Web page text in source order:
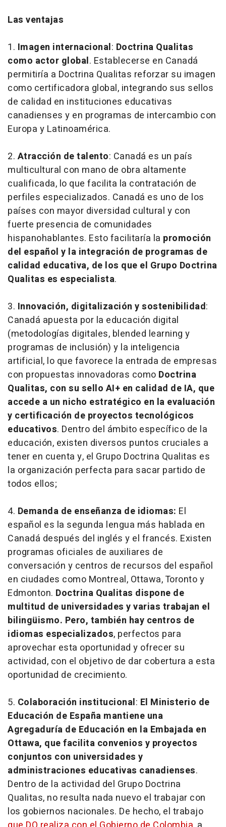
Las ventajas
1. Imagen internacional: Doctrina Qualitas
como actor global. Establecerse en Canadá
permitiría a Doctrina Qualitas reforzar su imagen
como certificadora global, integrando sus sellos
de calidad en instituciones educativas
canadienses y en programas de intercambio con
Europa y Latinoamérica.
2. Atracción de talento: Canadá es un país
multicultural con mano de obra altamente
cualificada, lo que facilita la contratación de
perfiles especializados. Canadá es uno de los
países con mayor diversidad cultural y con
fuerte presencia de comunidades
hispanohablantes. Esto facilitaría la promoción
del español y la integración de programas de
calidad educativa, de los que el Grupo Doctrina
Qualitas es especialista.
3. Innovación, digitalización y sostenibilidad:
Canadá apuesta por la educación digital
(metodologías digitales, blended learning y
programas de inclusión) y la inteligencia
artificial, lo que favorece la entrada de empresas
con propuestas innovadoras como Doctrina
Qualitas, con su sello AI+ en calidad de IA, que
accede a un nicho estratégico en la evaluación
y certificación de proyectos tecnológicos
educativos. Dentro del ámbito específico de la
educación, existen diversos puntos cruciales a
tener en cuenta y, el Grupo Doctrina Qualitas es
la organización perfecta para sacar partido de
todos ellos;
4. Demanda de enseñanza de idiomas: El
español es la segunda lengua más hablada en
Canadá después del inglés y el francés. Existen
programas oficiales de auxiliares de
conversación y centros de recursos del español
en ciudades como Montreal, Ottawa, Toronto y
Edmonton. Doctrina Qualitas dispone de
multitud de universidades y varias trabajan el
bilingüismo. Pero, también hay centros de
idiomas especializados, perfectos para
aprovechar esta oportunidad y ofrecer su
actividad, con el objetivo de dar cobertura a esta
oportunidad de crecimiento.
5. Colaboración institucional: El Ministerio de
Educación de España mantiene una
Agregaduría de Educación en la Embajada en
Ottawa, que facilita convenios y proyectos
conjuntos con universidades y
administraciones educativas canadienses.
Dentro de la actividad del Grupo Doctrina
Qualitas, no resulta nada nuevo el trabajar con
los gobiernos nacionales. De hecho, el trabajo